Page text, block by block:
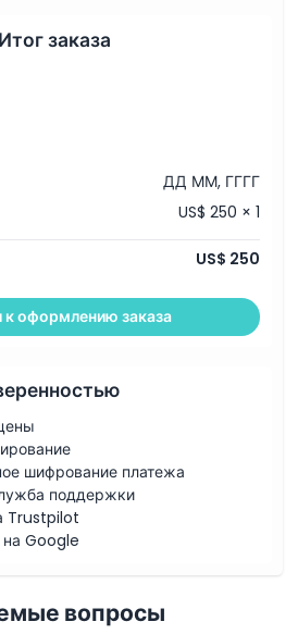
детей и взрослых
Итог заказа
ДД ММ, ГГГГ
US$ 250 × 1
US$ 250
к оформлению заказа
шифрование платежа
поддержки
Trustpilot
на Google
вопросы